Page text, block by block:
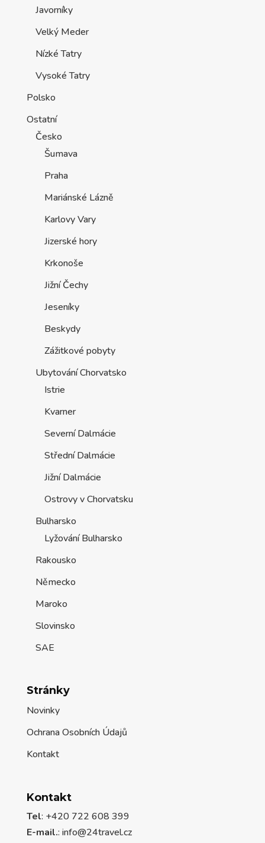
Javorníky
Velký Meder
Nízké Tatry
Vysoké Tatry
Polsko
Ostatní
Česko
Šumava
Praha
Mariánské Lázně
Karlovy Vary
Jizerské hory
Krkonoše
Jižní Čechy
Jeseníky
Beskydy
Zážitkové pobyty
Ubytování Chorvatsko
Istrie
Kvarner
Severní Dalmácie
Střední Dalmácie
Jižní Dalmácie
Ostrovy v Chorvatsku
Bulharsko
Lyžování Bulharsko
Rakousko
Německo
Maroko
Slovinsko
SAE
Stránky
Novinky
Ochrana Osobních Údajů
Kontakt
Kontakt
Tel: +420 722 608 399
E-mail.: info@24travel.cz